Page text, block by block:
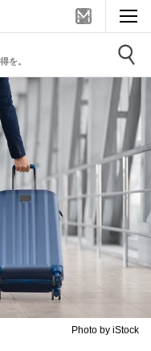
を。
Photo by iStock